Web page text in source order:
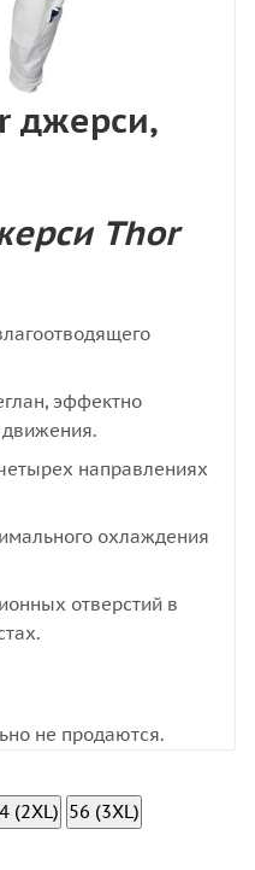
джерси,
Thor
эффектно
движения.
направлениях
охлаждения
отверстий в
не продаются.
(2XL) 56 (3XL)